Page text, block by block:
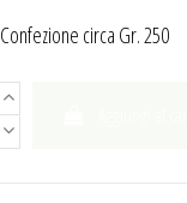
Confezione circa Gr. 250